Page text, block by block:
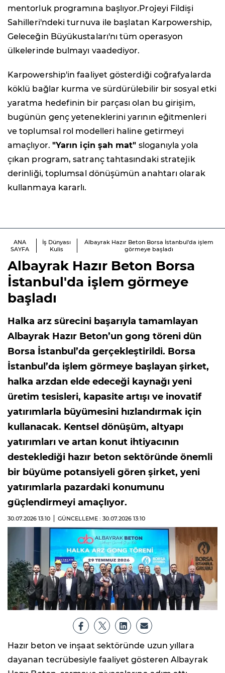
mentorluk programına başlıyor.Projeyi Fildişi
Sahilleri'ndeki turnuva ile başlatan Karpowership,
Geleceğin Büyükustaları'nı tüm operasyon
ülkelerinde bulmayı vaadediyor.
Karpowership'in faaliyet gösterdiği coğrafyalarda
köklü bağlar kurma ve sürdürülebilir bir sosyal etki
yaratma hedefinin bir parçası olan bu girişim,
bugünün genç yeteneklerini yarının eğitmenleri
ve toplumsal rol modelleri haline getirmeyi
amaçlıyor. "Yarın için şah mat" sloganıyla yola
çıkan program, satranç tahtasındaki stratejik
derinliği, toplumsal dönüşümün anahtarı olarak
kullanmaya kararlı.
ANA
SAYFA
İş Dünyası
Kulis
Albayrak Hazır Beton Borsa İstanbul'da işlem
görmeye başladı
Albayrak Hazır Beton Borsa
İstanbul'da işlem görmeye
başladı
Halka arz sürecini başarıyla tamamlayan
Albayrak Hazır Beton’un gong töreni dün
Borsa İstanbul’da gerçekleştirildi. Borsa
İstanbul’da işlem görmeye başlayan şirket,
halka arzdan elde edeceği kaynağı yeni
üretim tesisleri, kapasite artışı ve inovatif
yatırımlarla büyümesini hızlandırmak için
kullanacak. Kentsel dönüşüm, altyapı
yatırımları ve artan konut ihtiyacının
desteklediği hazır beton sektöründe önemli
bir büyüme potansiyeli gören şirket, yeni
yatırımlarla pazardaki konumunu
güçlendirmeyi amaçlıyor.
30.07.2026 13:10 GÜNCELLEME : 30.07.2026 13:10
Hazır beton ve inşaat sektöründe uzun yıllara
dayanan tecrübesiyle faaliyet gösteren Albayrak